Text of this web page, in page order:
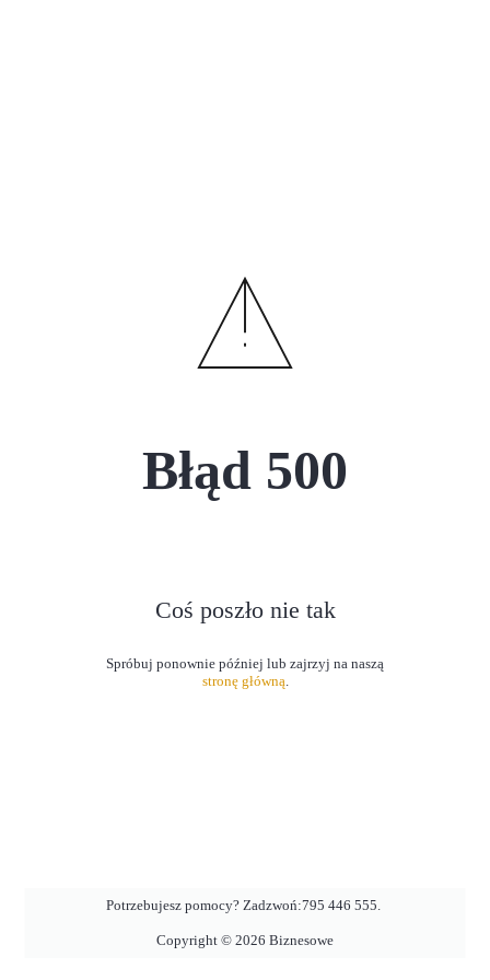
Błąd 500
Coś poszło nie tak
stronę główną.
Potrzebujesz pomocy? Zadzwoń:795 446 555.
Copyright © 2026 Biznesowe